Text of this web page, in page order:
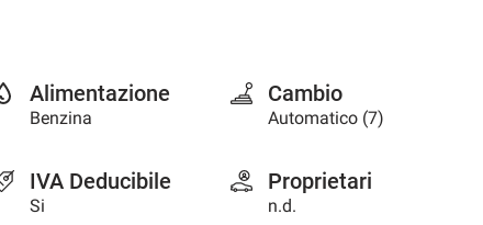
Alimentazione
Benzina
Cambio
Automatico (7)
IVA Deducibile
Si
Proprietari
n.d.